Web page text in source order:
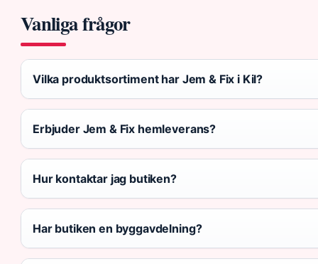
Vanliga frågor
Vilka produktsortiment har Jem & Fix i Kil?
Erbjuder Jem & Fix hemleverans?
Hur kontaktar jag butiken?
Har butiken en byggavdelning?